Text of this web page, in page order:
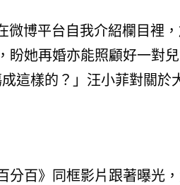
微博平台自我介紹欄目裡
盼她再婚亦能照顧好一對
這樣的？」汪小菲對關於
分百》同框影片跟著曝光